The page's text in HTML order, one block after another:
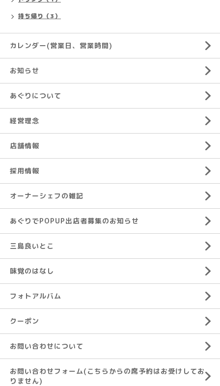
持ち帰り（3）
カレンダー(営業日、営業時間)
お知らせ
あぐりについて
経営理念
店舗情報
採用情報
オーナーシェフの雑記
あぐりでPOPUP出店者募集のお知らせ
三島良いとこ
味覚のはなし
フォトアルバム
クーポン
お問い合わせについて
お問い合わせフォーム(こちらからの席予約はお受けしてお
りません)